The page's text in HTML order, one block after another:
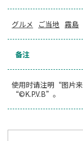
グルメ ご当地 霧島
备注
使用时请注明“图片
“©K.P.V.B”。